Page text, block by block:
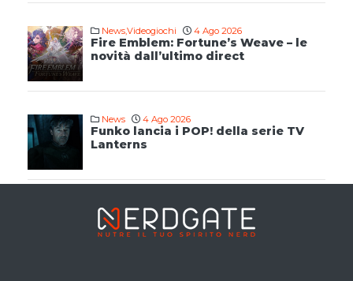
News,Videogiochi 4 Ago 2026
Fire Emblem: Fortune’s Weave – le
novità dall’ultimo direct
News 4 Ago 2026
Funko lancia i POP! della serie TV
Lanterns